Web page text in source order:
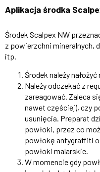
Aplikacja środka
Środek Scalpex NW
z powierzchni mineralnych,
itp.
Środek należy
Należy odczekać z
zareagować. Zaleca
nawet częściej), czy
usunięcia. Preparat
powłoki, przez co
powłokę antygraffiti
powłoki malarskie.
W momencie gdy